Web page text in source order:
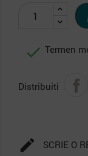
 Termen
Distribuiti
 SCRIE O